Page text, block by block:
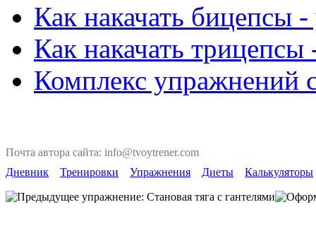
Как накачать бицепсы
Как накачать
Комплекс
Почта автора сайта: info@tvoytrener.com
Дневник
Тренировки Упражнения Диеты Калькуляторы